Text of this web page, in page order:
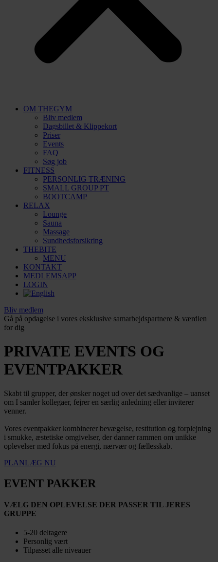
OM THEGYM
Bliv medlem
Dagsbillet & Klippekort
Priser
Events
FAQ
Søg job
FITNESS
PERSONLIG TRÆNING
SMALL GROUP PT
BOOTCAMP
RELAX
Lounge
Sauna
Massage
Sundhedsforsikring
THEBITE
MENU
KONTAKT
MEDLEMSAPP
LOGIN
Bliv medlem
Gå på opdagelse i vores eksklusive samarbejdspartnere & værdien
for dig
PRIVATE EVENTS OG
EVENTPAKKER
Skabt til grupper, der ønsker noget ud over det sædvanlige – uanset
om I samler kollegaer, fejrer en særlig anledning eller inviterer
venner.
Vores eventpakker kombinerer bevægelse, restitution og forplejning
i smukke, æstetiske omgivelser, der danner rammen om unikke
oplevelser med fokus på energi, nærvær og fællesskab.
PLANLÆG NU
EVENT PAKKER
VÆLG DEN OPLEVELSE DER PASSER TIL JERES
GRUPPE
5-20 deltagere
Personlig vært
Tilpasset alle niveauer